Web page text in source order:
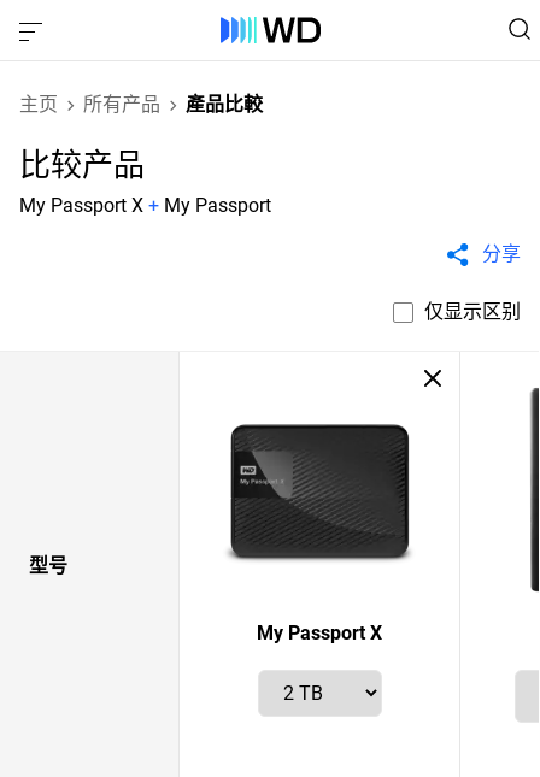
主页 所有产品 產品比較
比较产品
My Passport X + My Passport
分享
仅显示区别
型号
My Passport X